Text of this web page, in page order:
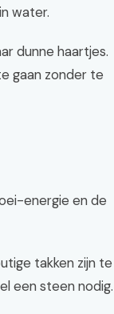
water.
dunne haartjes.
gaan zonder te
energie en de
takken zijn te
een steen nodig.